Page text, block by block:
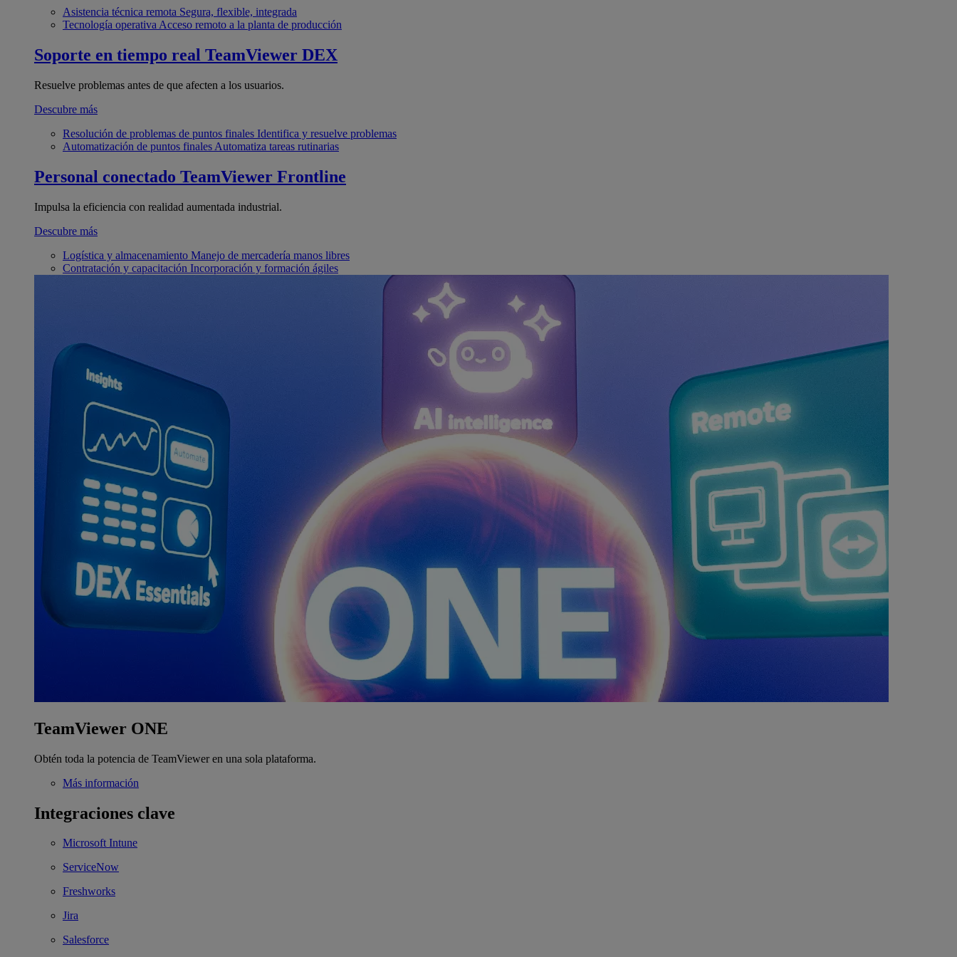
Asistencia técnica remota Segura, flexible, integrada
Tecnología operativa Acceso remoto a la planta de producción
Soporte en tiempo real TeamViewer DEX
Resuelve problemas antes de que afecten a los usuarios.
Descubre más
Resolución de problemas de puntos finales Identifica y resuelve problemas
Automatización de puntos finales Automatiza tareas rutinarias
Personal conectado TeamViewer Frontline
Impulsa la eficiencia con realidad aumentada industrial.
Descubre más
Logística y almacenamiento Manejo de mercadería manos libres
Contratación y capacitación Incorporación y formación ágiles
TeamViewer ONE
Obtén toda la potencia de TeamViewer en una sola plataforma.
Más información
Integraciones clave
Microsoft Intune
ServiceNow
Freshworks
Jira
Salesforce